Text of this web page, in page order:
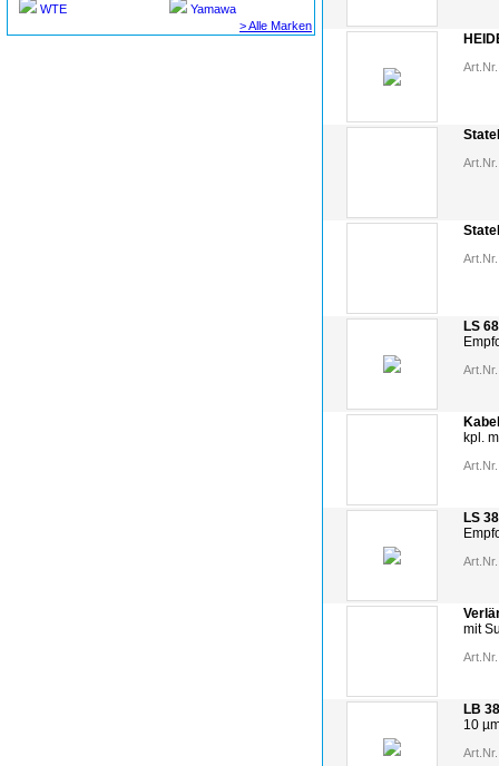
WTE
Yamawa
> Alle Marken
LS
kpl.
LS
mit
LB
10